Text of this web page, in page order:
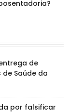
de
Saúde da
por falsificar